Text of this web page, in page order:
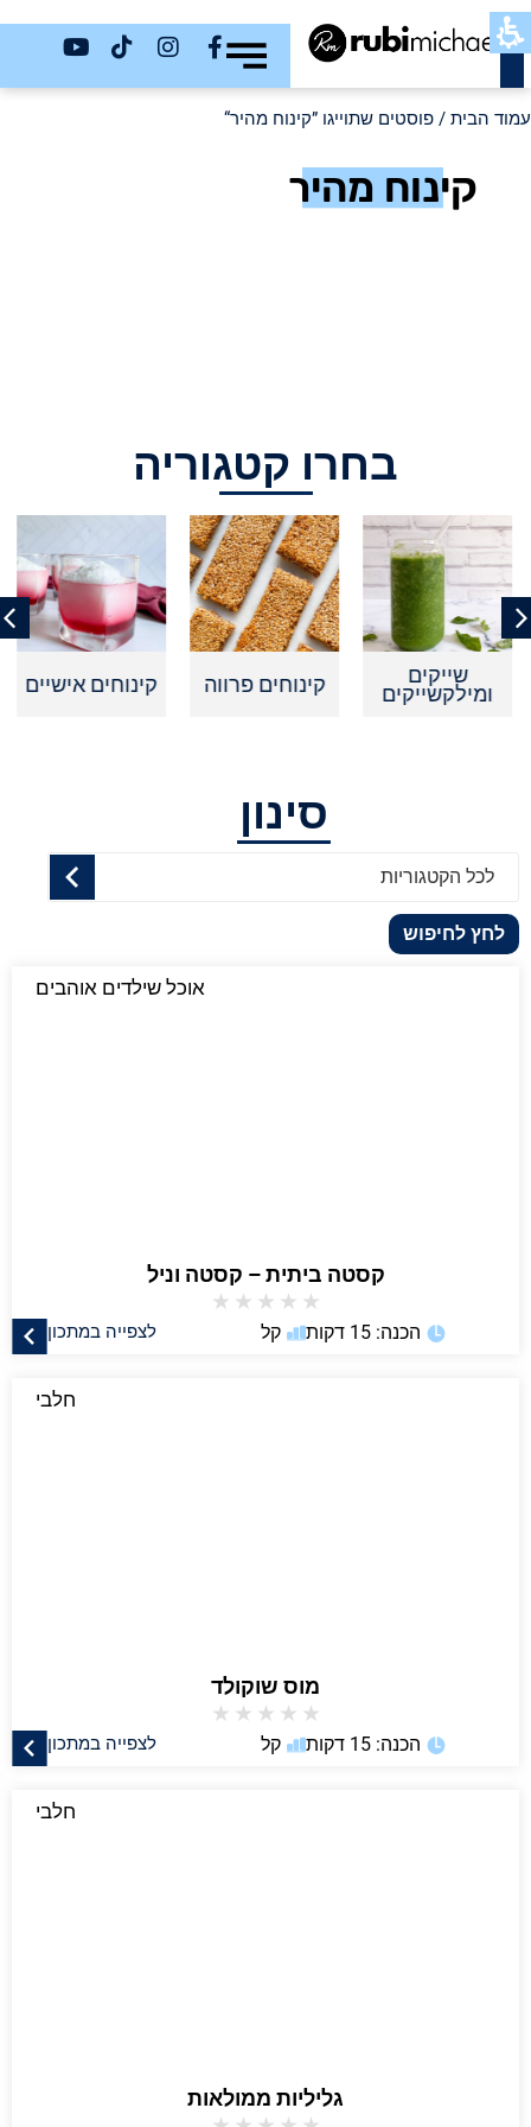
כשר
עמוד הבית / פוסטים שתוייגו ”קינוח מהיר“
קינוח מהיר
בחרו קטגוריה
שייקים
ומילקשייקים קינוחים פרווה קינוחים אישיים
סינון
לכל הקטגוריות
לחץ לחיפוש
אוכל שילדים אוהבים
קסטה ביתית – קסטה וניל
★
★
★
★
★
לצפייה במתכון הכנה: 15 דקות קל
חלבי
מוס שוקולד
★
★
★
★
★
לצפייה במתכון הכנה: 15 דקות קל
חלבי
גליליות ממולאות